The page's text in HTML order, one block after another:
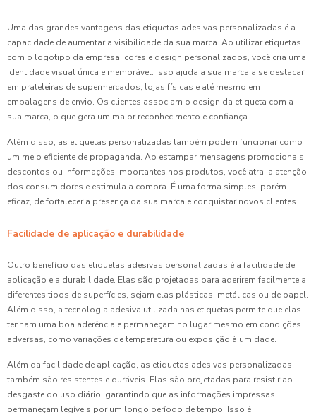
Uma das grandes vantagens das etiquetas adesivas personalizadas é a
capacidade de aumentar a visibilidade da sua marca. Ao utilizar etiquetas
com o logotipo da empresa, cores e design personalizados, você cria uma
identidade visual única e memorável. Isso ajuda a sua marca a se destacar
em prateleiras de supermercados, lojas físicas e até mesmo em
embalagens de envio. Os clientes associam o design da etiqueta com a
sua marca, o que gera um maior reconhecimento e confiança.
Além disso, as etiquetas personalizadas também podem funcionar como
um meio eficiente de propaganda. Ao estampar mensagens promocionais,
descontos ou informações importantes nos produtos, você atrai a atenção
dos consumidores e estimula a compra. É uma forma simples, porém
eficaz, de fortalecer a presença da sua marca e conquistar novos clientes.
Facilidade de aplicação e durabilidade
Outro benefício das etiquetas adesivas personalizadas é a facilidade de
aplicação e a durabilidade. Elas são projetadas para aderirem facilmente a
diferentes tipos de superfícies, sejam elas plásticas, metálicas ou de papel.
Além disso, a tecnologia adesiva utilizada nas etiquetas permite que elas
tenham uma boa aderência e permaneçam no lugar mesmo em condições
adversas, como variações de temperatura ou exposição à umidade.
Além da facilidade de aplicação, as etiquetas adesivas personalizadas
também são resistentes e duráveis. Elas são projetadas para resistir ao
desgaste do uso diário, garantindo que as informações impressas
permaneçam legíveis por um longo período de tempo. Isso é